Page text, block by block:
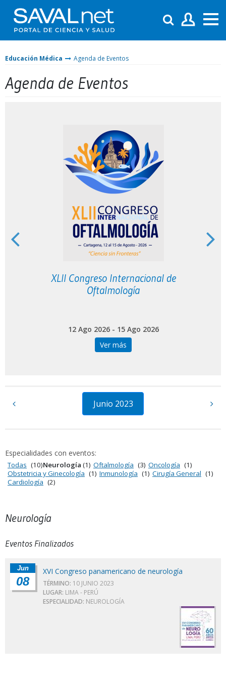
Educación Médica Agenda de Eventos
Agenda de Eventos
XLII Congreso Internacional de
Oftalmología
12 Ago 2026 - 15 Ago 2026
Ver más
Junio 2023
Especialidades con eventos:
Todas (10)Neurología (1) Oftalmología (3) Oncología (1)
Obstetricia y Ginecología (1) Inmunología (1) Cirugía General (1)
Cardiología (2)
Neurología
Eventos Finalizados
Jun
08
XVI Congreso panamericano de neurología
TÉRMINO: 10 JUNIO 2023
LUGAR: LIMA - PERÚ
ESPECIALIDAD: NEUROLOGÍA